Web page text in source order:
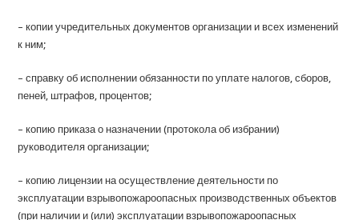
– копии учредительных документов организации и всех изменений
к ним;
– справку об исполнении обязанности по уплате налогов, сборов,
пеней, штрафов, процентов;
– копию приказа о назначении (протокола об избрании)
руководителя организации;
– копию лицензии на осуществление деятельности по
эксплуатации взрывопожароопасных производственных объектов
(при наличии и (или) эксплуатации взрывопожароопасных